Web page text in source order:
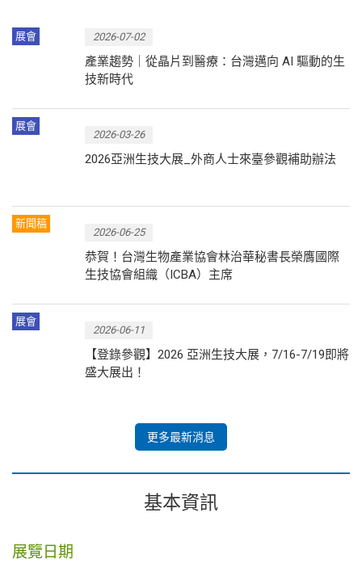
展會 2026-07-02
產業趨勢｜從晶片到醫療：台灣邁向 AI 驅動的生
技新時代
展會
2026-03-26
2026亞洲生技大展_外商人士來臺參觀補助辦法
新聞稿
2026-06-25
恭賀！台灣生物產業協會林治華秘書長榮膺國際
生技協會組織（ICBA）主席
展會
2026-06-11
【登錄參觀】2026 亞洲生技大展，7/16-7/19即將
盛大展出！
更多最新消息
基本資訊
展覽日期